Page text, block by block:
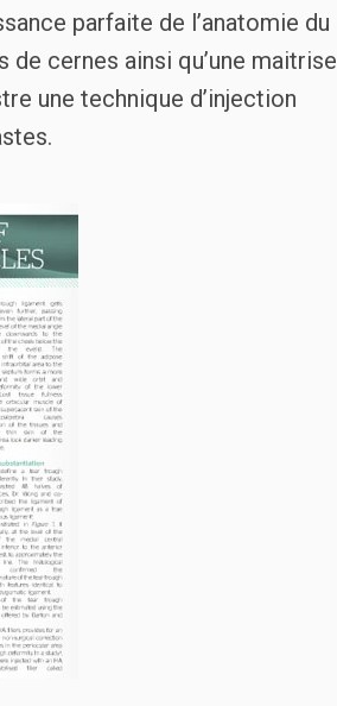
parfaite de l’anatomie du
cernes ainsi qu’une maitrise
une technique d’injection